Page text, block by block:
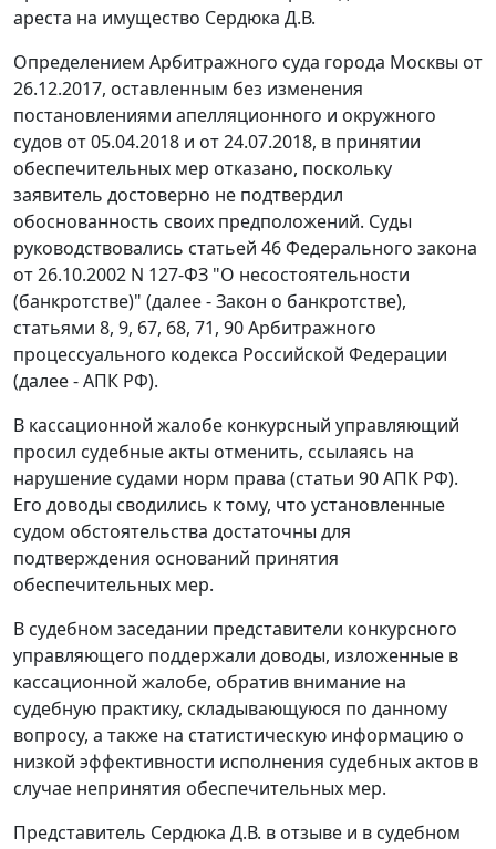
ареста на имущество Сердюка Д.В.
Определением Арбитражного суда города Москвы от
26.12.2017, оставленным без изменения
постановлениями апелляционного и окружного
судов от 05.04.2018 и от 24.07.2018, в принятии
обеспечительных мер отказано, поскольку
заявитель достоверно не подтвердил
обоснованность своих предположений. Суды
руководствовались статьей 46 Федерального закона
от 26.10.2002 N 127-ФЗ "О несостоятельности
(банкротстве)" (далее - Закон о банкротстве),
статьями 8, 9, 67, 68, 71, 90 Арбитражного
процессуального кодекса Российской Федерации
(далее - АПК РФ).
В кассационной жалобе конкурсный управляющий
просил судебные акты отменить, ссылаясь на
нарушение судами норм права (статьи 90 АПК РФ).
Его доводы сводились к тому, что установленные
судом обстоятельства достаточны для
подтверждения оснований принятия
обеспечительных мер.
В судебном заседании представители конкурсного
управляющего поддержали доводы, изложенные в
кассационной жалобе, обратив внимание на
судебную практику, складывающуюся по данному
вопросу, а также на статистическую информацию о
низкой эффективности исполнения судебных актов в
случае непринятия обеспечительных мер.
Представитель Сердюка Д.В. в отзыве и в судебном